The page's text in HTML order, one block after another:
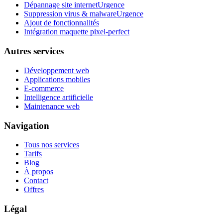
Dépannage site internetUrgence
Suppression virus & malwareUrgence
Ajout de fonctionnalités
Intégration maquette pixel-perfect
Autres services
Développement web
Applications mobiles
E-commerce
Intelligence artificielle
Maintenance web
Navigation
Tous nos services
Tarifs
Blog
À propos
Contact
Offres
Légal